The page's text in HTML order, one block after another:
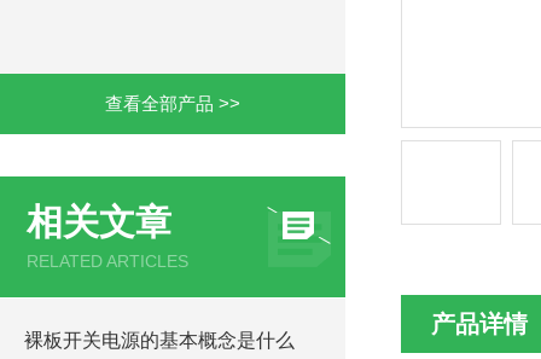
查看全部产品 >>
相关文章
RELATED ARTICLES
裸板开关电源的基本概念是什么
产品详情